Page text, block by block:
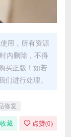
用，所有资源
内删除，不得
买正版！如若
进行处理。
修复
收藏 点赞(0)